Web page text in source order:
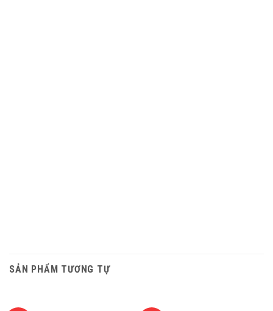
SẢN PHẨM TƯƠNG TỰ